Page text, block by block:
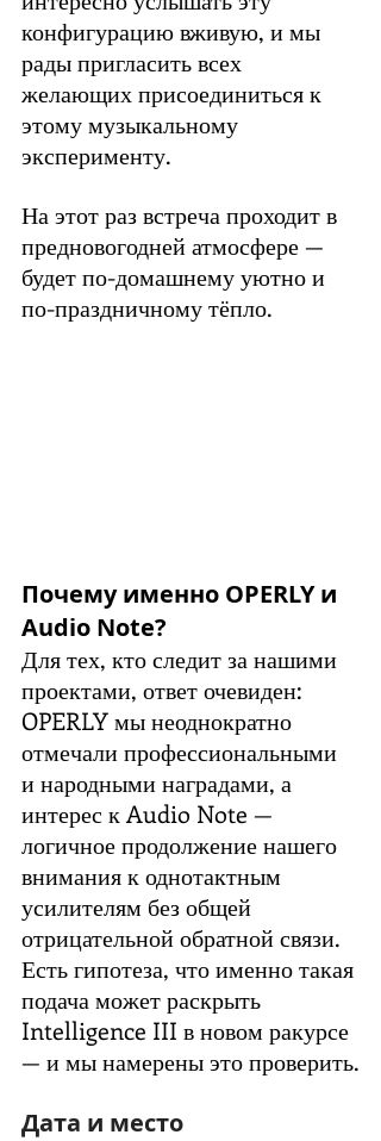
конфигурацию вживую, и мы
рады пригласить всех
желающих присоединиться к
этому музыкальному
эксперименту.
На этот раз встреча проходит в
предновогодней атмосфере —
будет по-домашнему уютно и
по-праздничному тёпло.
Почему именно OPERLY и
Audio Note?
Для тех, кто следит за нашими
проектами, ответ очевиден:
OPERLY мы неоднократно
отмечали профессиональными
и народными наградами, а
интерес к Audio Note —
логичное продолжение нашего
внимания к однотактным
усилителям без общей
отрицательной обратной связи.
Есть гипотеза, что именно такая
подача может раскрыть
Intelligence III в новом ракурсе
— и мы намерены это проверить.
Дата и место